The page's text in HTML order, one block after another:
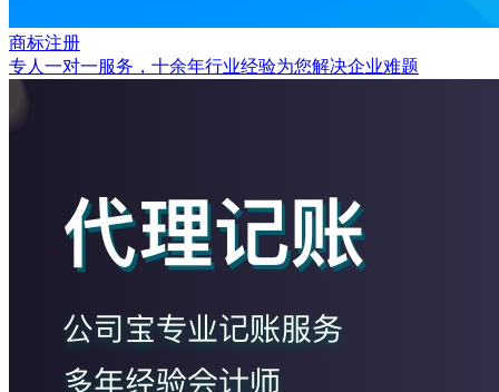
商标注册
专人一对一服务，十余年行业经验为您解决企业难题